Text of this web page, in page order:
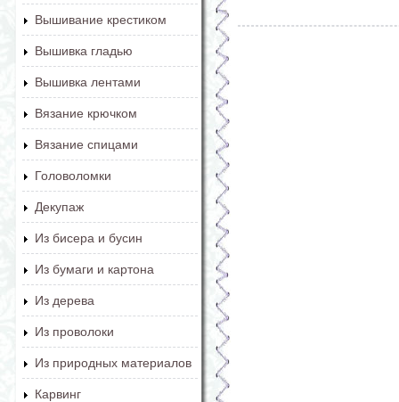
Вышивание крестиком
Вышивка гладью
Вышивка лентами
Вязание крючком
Вязание спицами
Головоломки
Декупаж
Из бисера и бусин
Из бумаги и картона
Из дерева
Из проволоки
Из природных материалов
Карвинг